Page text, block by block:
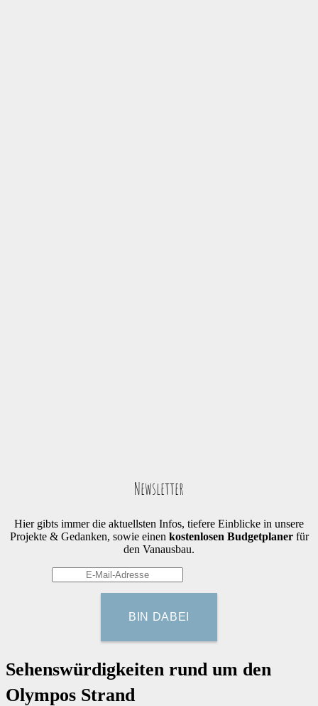
Newsletter
Hier gibts immer die aktuellsten Infos, tiefere Einblicke in unsere
Projekte & Gedanken, sowie einen kostenlosen Budgetplanerfür
den Vanausbau.
Sehenswürdigkeiten rund um den
Olympos Strand